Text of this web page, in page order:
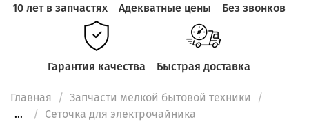
10 лет в запчастях Адекватные цены Без звонков
Гарантия качества Быстрая доставка
Главная
Запчасти мелкой бытовой техники
...
Cеточка для электрочайника